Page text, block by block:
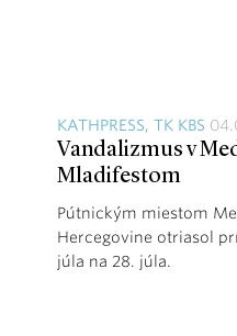
KATHPRESS, TK KBS
Vandalizmus v
Mladifestom
Pútnickým miestom
Hercegovine otriasol
júla na 28. júla.